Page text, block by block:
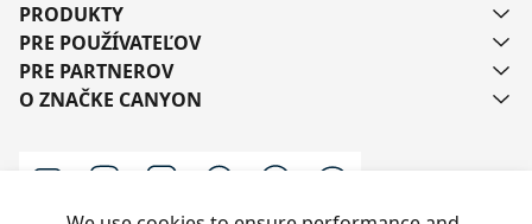
PRODUKTY
PRE POUŽÍVATEĽOV
PRE PARTNEROV
O ZNAČKE CANYON